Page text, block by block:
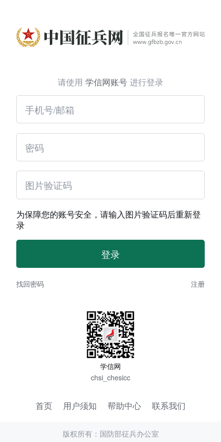
请使用 学信网账号 进行登录
为保障您的账号安全，请输入图片验证码后重新登
录
找回密码 注册
学信网
chsi_chesicc
首页 用户须知 帮助中心 联系我们
版权所有：国防部征兵办公室